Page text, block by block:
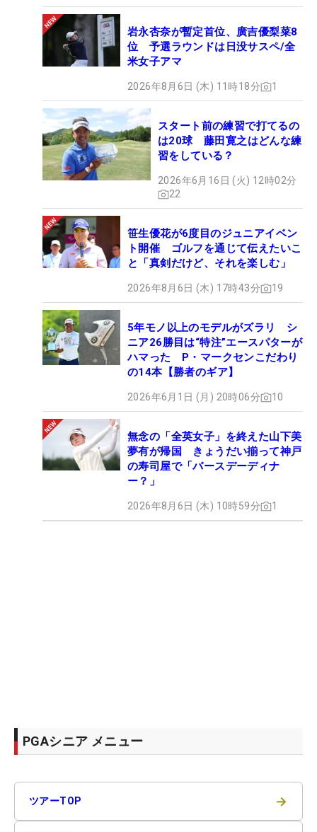
岩永杏奈が暫定首位、廣吉優梨菜8
位 予選ラウンドは日没サスペ/全
米女子アマ
2026年8月6日 (木) 11時18分 1
スタート前の練習で打てるの
は20球 藤田寛之はどんな練
習をしている？
2026年6月16日 (火) 12時02分
22
笹生優花が6度目のジュニアイベン
ト開催 ゴルフを通じて伝えたいこ
と「真剣だけど、それを楽しむ」
2026年8月6日 (木) 17時43分 19
5年モノ以上のモデルがズラリ シ
ニア26勝目は“特注”エースパターが
ハマった P・マークセンこだわり
の14本【勝者のギア】
2026年6月1日 (月) 20時06分 10
無念の「全英女子」を終えた山下美
夢有が帰国 きょうだい揃って神戸
の寿司屋で「バースデーディナ
ー？」
2026年8月6日 (木) 10時59分 1
PGAシニア メニュー
ツアーTOP →